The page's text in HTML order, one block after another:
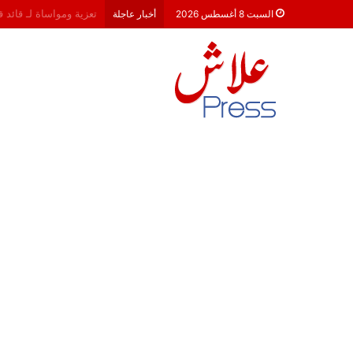
السبت 8 أغسطس 2026 أخبار عاجلة هشام جناح: من تألق